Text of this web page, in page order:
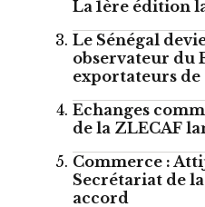
La 1ère édition
Le Sénégal
observateur du
exportateurs de
Echanges
de la ZLECAF
Commerce :
Secrétariat de
accord